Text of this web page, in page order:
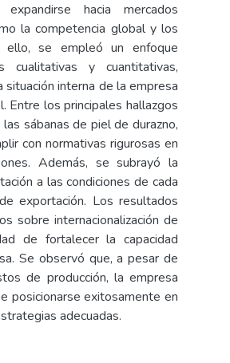
hacia mercados
la competencia global y los
ello, se empleó un enfoque
cualitativas y cuantitativas,
interna de la empresa
Entre los principales hallazgos
sábanas de piel de durazno,
con normativas rigurosas en
Además, se subrayó la
a las condiciones de cada
exportación. Los resultados
sobre internacionalización de
de fortalecer la capacidad
Se observó que, a pesar de
de producción, la empresa
posicionarse exitosamente en
adecuadas.